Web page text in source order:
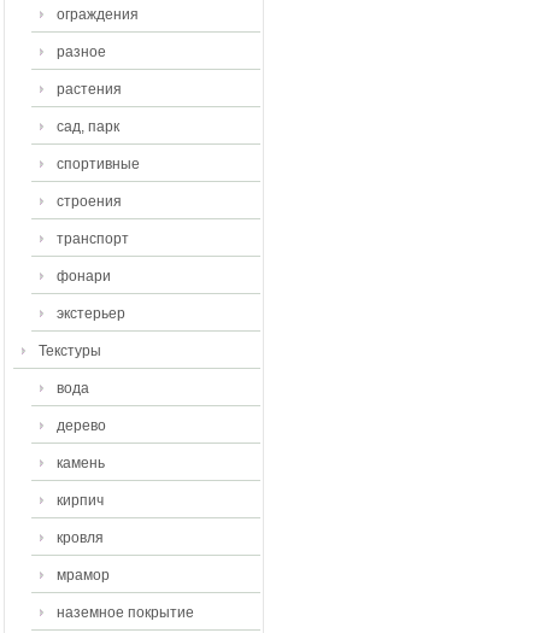
ограждения
разное
растения
сад, парк
спортивные
строения
транспорт
фонари
экстерьер
Текстуры
вода
дерево
камень
кирпич
кровля
мрамор
наземное покрытие